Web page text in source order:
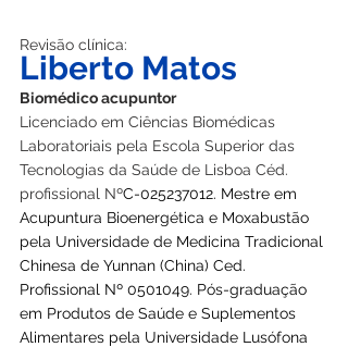
Revisão clínica:
Liberto Matos
Biomédico acupuntor
Licenciado em Ciências Biomédicas
Laboratoriais pela Escola Superior das
Tecnologias da Saúde de Lisboa Céd.
profissional NºC-025237012. Mestre em
Acupuntura Bioenergética e Moxabustão
pela Universidade de Medicina Tradicional
Chinesa de Yunnan (China) Ced.
Profissional Nº 0501049. Pós-graduação
em Produtos de Saúde e Suplementos
Alimentares pela Universidade Lusófona